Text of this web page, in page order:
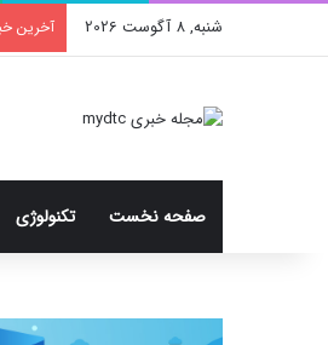
شنبه, 8 آگوست 2026 آخرین
صفحه نخست تکنولوژی